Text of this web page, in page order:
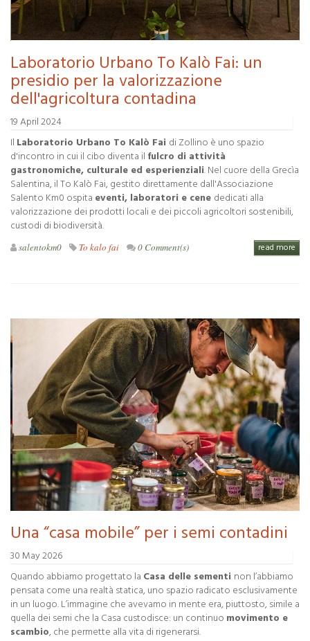
Laboratorio Urbano To Kalò Fai: un
presidio per la valorizzazione
dell'agricoltura contadina
19 April 2024
Il Laboratorio Urbano To Kalò Fai di Zollino è uno spazio
d'incontro in cui il cibo diventa il fulcro di attività
gastronomiche, culturale ed esperienziali. Nel cuore della Grecìa
Salentina, il To Kalò Fai, gestito direttamente dall'Associazione
Salento Km0 ospita eventi, laboratori e cene dedicati alla
valorizzazione dei prodotti locali e dei piccoli agricoltori sostenibili,
custodi di biodiversità.
salentokm0 To kalo fai 0 Comment(s) read more
Una “casa mobile” per i semi contadini
30 May 2026
Quando abbiamo progettato la Casa delle sementi non l’abbiamo
pensata come una realtà statica, uno spazio radicato esclusivamente
in un luogo. L’immagine che avevamo in mente era, piuttosto, simile a
quella dei semi che la Casa custodisce: un continuo movimento e
scambio, che permette alla vita di rigenerarsi.